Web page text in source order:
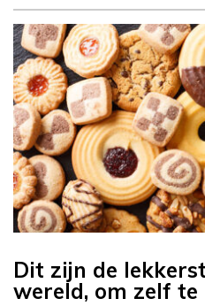
Dit zijn de
wereld, om zelf te